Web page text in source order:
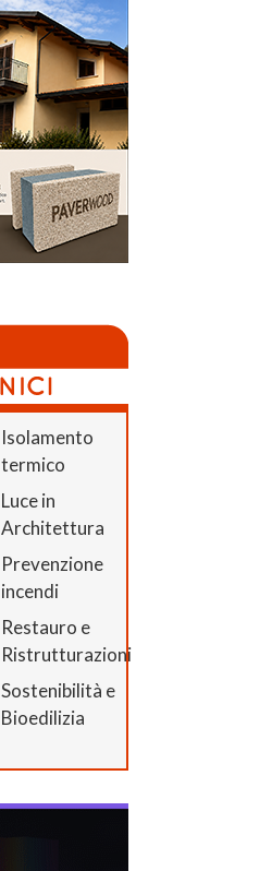
Isolamento
termico
Luce in
Architettura
Prevenzione
incendi
Restauro e
Ristrutturazioni
Sostenibilità e
Bioedilizia